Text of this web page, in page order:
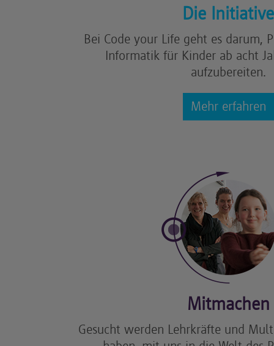
Die Initiative
Bei Code your Life geht es darum,
Informatik für Kinder ab acht
aufzubereiten.
Mehr erfahren
Mitmachen
Gesucht werden Lehrkräfte und